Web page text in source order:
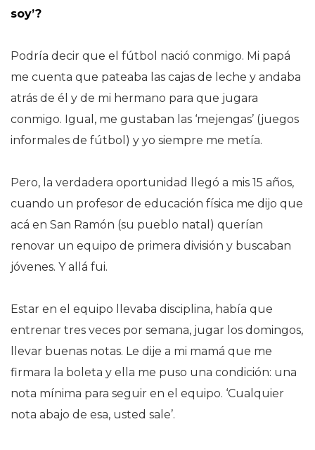
soy’?
Podría decir que el fútbol nació conmigo. Mi papá
me cuenta que pateaba las cajas de leche y andaba
atrás de él y de mi hermano para que jugara
conmigo. Igual, me gustaban las ‘mejengas’ (juegos
informales de fútbol) y yo siempre me metía.
Pero, la verdadera oportunidad llegó a mis 15 años,
cuando un profesor de educación física me dijo que
acá en San Ramón (su pueblo natal) querían
renovar un equipo de primera división y buscaban
jóvenes. Y allá fui.
Estar en el equipo llevaba disciplina, había que
entrenar tres veces por semana, jugar los domingos,
llevar buenas notas. Le dije a mi mamá que me
firmara la boleta y ella me puso una condición: una
nota mínima para seguir en el equipo. ‘Cualquier
nota abajo de esa, usted sale’.